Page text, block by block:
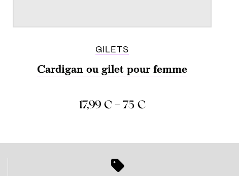
GILETS
Cardigan ou gilet pour femme
17,99€– 75€
COMPARER